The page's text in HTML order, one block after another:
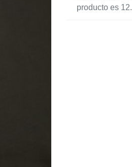
producto es 12.